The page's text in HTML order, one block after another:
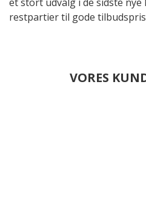
restpartier til gode
VORES